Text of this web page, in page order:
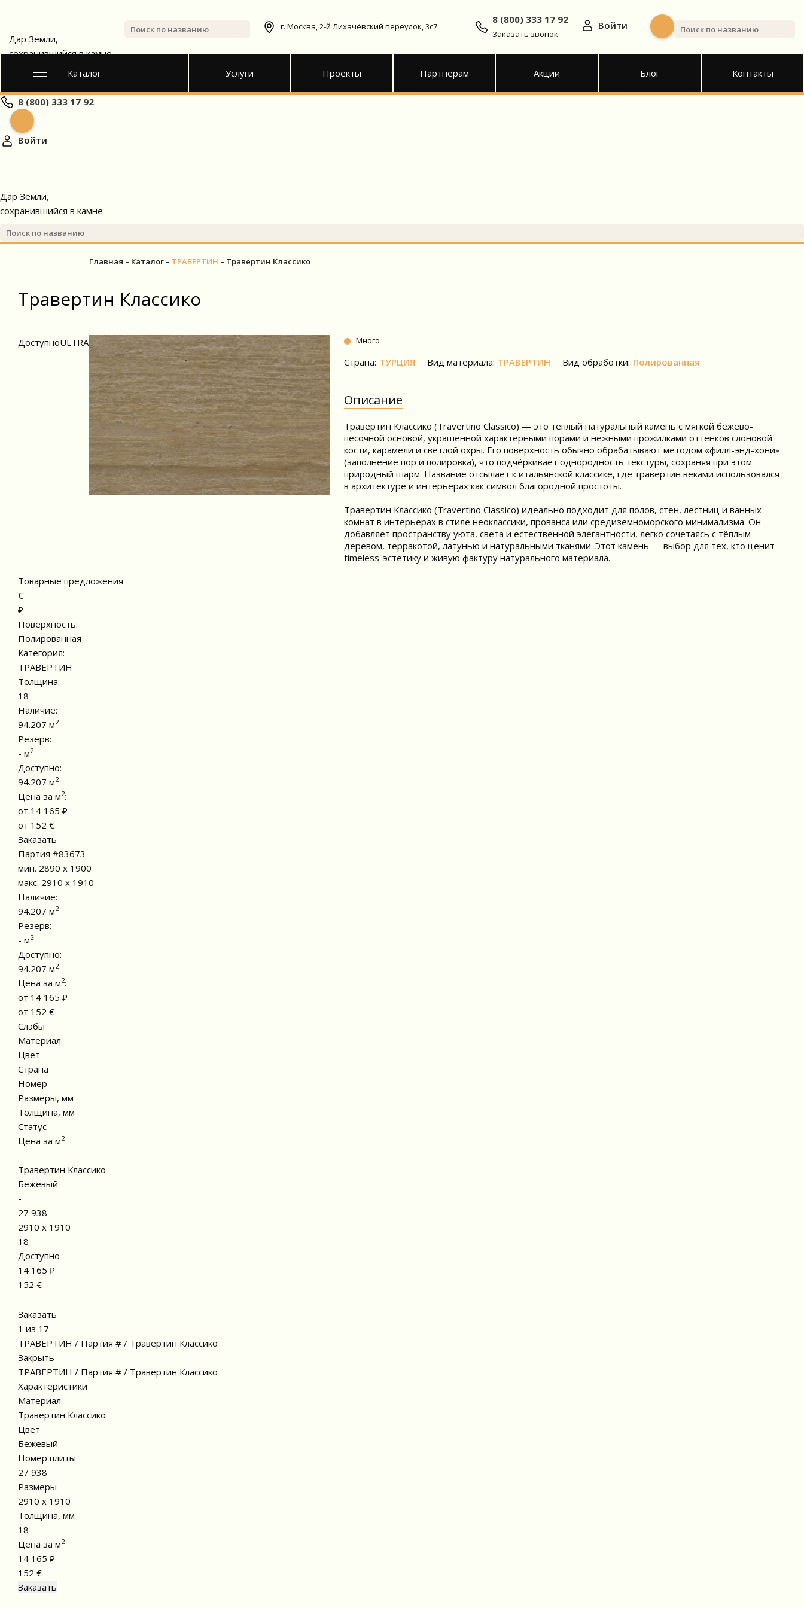
Дар Земли,
сохранившийся в камне
г. Москва, 2-й Лихачёвский переулок, 3с7
8 (800) 333 17 92
Заказать звонок
Войти
Каталог Услуги Проекты Партнерам Акции Блог Контакты
8 (800) 333 17 92
Войти
Дар Земли,
сохранившийся в камне
Главная Каталог ТРАВЕРТИН Травертин Классико
Травертин Классико
ДоступноULTRA Много
Страна: ТУРЦИЯ Вид материала: ТРАВЕРТИН Вид обработки: Полированная
Описание
Травертин Классико (Travertino Classico) — это тёплый натуральный камень с мягкой бежево-
песочной основой, украшенной характерными порами и нежными прожилками оттенков слоновой
кости, карамели и светлой охры. Его поверхность обычно обрабатывают методом «филл-энд-хони»
(заполнение пор и полировка), что подчёркивает однородность текстуры, сохраняя при этом
природный шарм. Название отсылает к итальянской классике, где травертин веками использовался
в архитектуре и интерьерах как символ благородной простоты.
Травертин Классико (Travertino Classico) идеально подходит для полов, стен, лестниц и ванных
комнат в интерьерах в стиле неоклассики, прованса или средиземноморского минимализма. Он
добавляет пространству уюта, света и естественной элегантности, легко сочетаясь с тёплым
деревом, терракотой, латунью и натуральными тканями. Этот камень — выбор для тех, кто ценит
timeless-эстетику и живую фактуру натурального материала.
Товарные предложения
€
₽
Поверхность:
Полированная
Категория:
ТРАВЕРТИН
Толщина:
18
Наличие:
94.207 м2
Резерв:
- м2
Доступно:
94.207 м2
Цена за м2:
от 14 165 ₽
от 152 €
Заказать
Партия #83673
мин. 2890 x 1900
макс. 2910 x 1910
Наличие:
94.207 м2
Резерв:
- м2
Доступно:
94.207 м2
Цена за м2:
от 14 165 ₽
от 152 €
Слэбы
Материал
Цвет
Страна
Номер
Размеры, мм
Толщина, мм
Статус
Цена за м2
Травертин Классико
Бежевый
-
27 938
2910 x 1910
18
Доступно
14 165 ₽
152 €
Заказать
1 из 17
ТРАВЕРТИН / Партия # / Травертин Классико
Закрыть
ТРАВЕРТИН / Партия # / Травертин Классико
Характеристики
Материал
Травертин Классико
Цвет
Бежевый
Номер плиты
27 938
Размеры
2910 x 1910
Толщина, мм
18
Цена за м2
14 165 ₽
152 €